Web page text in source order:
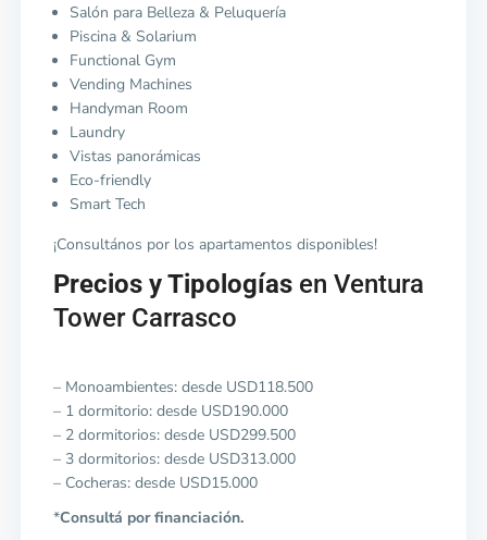
Salón para Belleza & Peluquería
Piscina & Solarium
Functional Gym
Vending Machines
Handyman Room
Laundry
Vistas panorámicas
Eco-friendly
Smart Tech
¡Consultános por los apartamentos disponibles!
Precios y Tipologías en Ventura
Tower Carrasco
– Monoambientes: desde USD118.500
– 1 dormitorio: desde USD190.000
– 2 dormitorios: desde USD299.500
– 3 dormitorios: desde USD313.000
– Cocheras: desde USD15.000
*Consultá por financiación.